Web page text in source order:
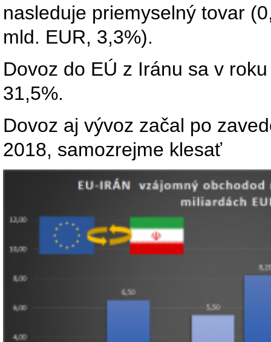
nasleduje priemyselný tovar
mld. EUR, 3,3%).
Dovoz do EÚ z Iránu sa v
31,5%.
Dovoz aj vývoz začal po
2018, samozrejme klesať